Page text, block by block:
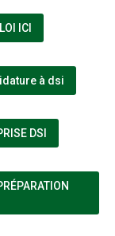
ICI(NOUVELLE
à dsi
DSI